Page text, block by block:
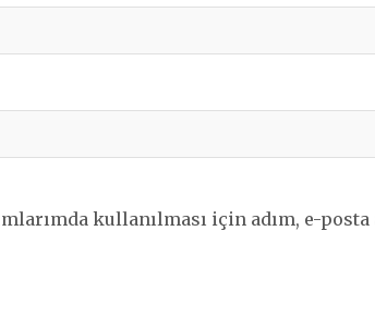
kullanılması için adım, e-